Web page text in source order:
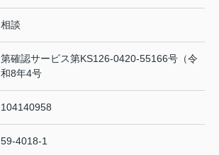
相談
第確認サービス第KS126-0420-55166号（令
和8年4号
104140958
59-4018-1